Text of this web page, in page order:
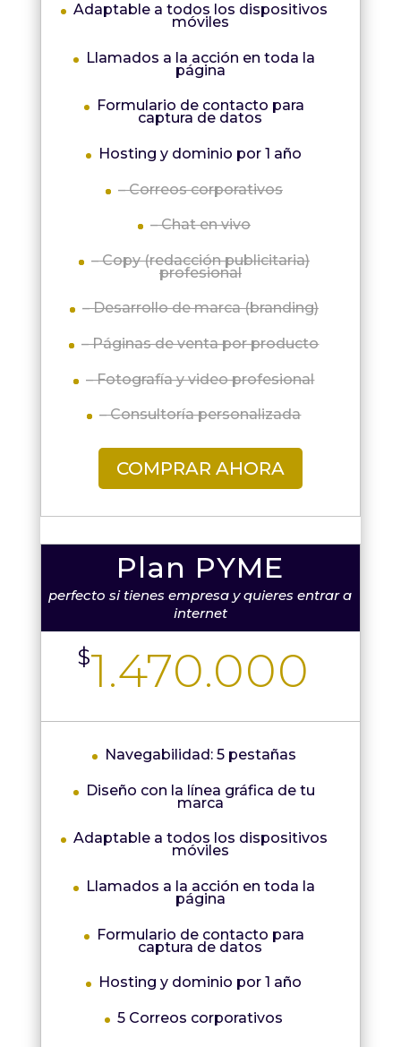
Adaptable a todos los dispositivos
móviles
Llamados a la acción en toda la
página
Formulario de contacto para
captura de datos
Hosting y dominio por 1 año
– Correos corporativos
– Chat en vivo
– Copy (redacción publicitaria)
profesional
– Desarrollo de marca (branding)
– Páginas de venta por producto
– Fotografía y video profesional
– Consultoría personalizada
COMPRAR AHORA
Plan PYME
perfecto si tienes empresa y quieres entrar a
internet
$1.470.000
Navegabilidad: 5 pestañas
Diseño con la línea gráfica de tu
marca
Adaptable a todos los dispositivos
móviles
Llamados a la acción en toda la
página
Formulario de contacto para
captura de datos
Hosting y dominio por 1 año
5 Correos corporativos